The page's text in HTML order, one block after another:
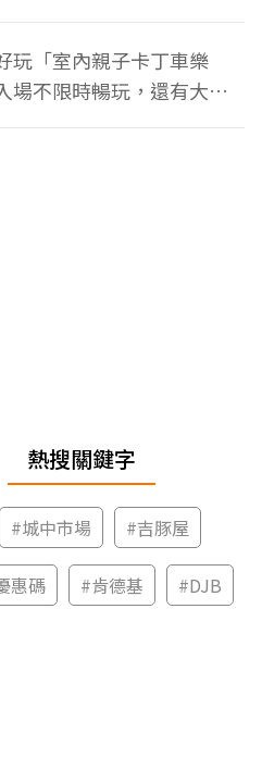
玩「室內親子卡丁車樂
場不限時暢玩，還有大螢
遊戲區
熱搜關鍵字
#城中市場 #吉豚屋
惠碼 #肯德基 #DJB